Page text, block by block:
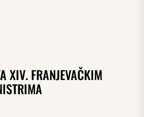
XIV. FRANJEVAČKIM